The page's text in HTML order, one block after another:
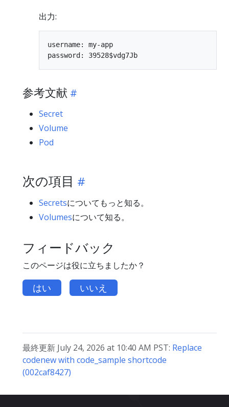
出力:
username: my-app
参考文献
Secret
Volume
Pod
次の項目
Secretsについてもっと知る。
Volumesについて知る。
フィードバック
このページは役に立ちましたか？
はい いいえ
最終更新 July 24, 2026 at 10:40 AM PST: Replace
codenew with code_sample shortcode
(002caf8427)